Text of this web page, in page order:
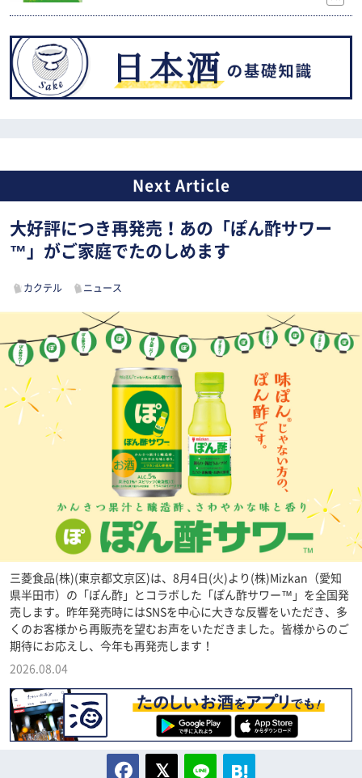
大好評につき再発売！あの「ぽん酢サワー
™」がご家庭でたのしめます
カクテル ニュース
三菱食品(株)(東京都文京区)は、8月4日(火)より(株)Mizkan（愛知
県半田市）の「ぽん酢」とコラボした「ぽん酢サワー™」を全国発
売します。昨年発売時にはSNSを中心に大きな反響をいただき、多
くのお客様から再販売を望むお声をいただきました。皆様からのご
期待にお応えし、今年も再発売します！
2026.08.04